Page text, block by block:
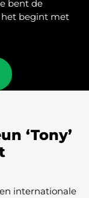
bent de
het begint met
‘Tony’
internationale